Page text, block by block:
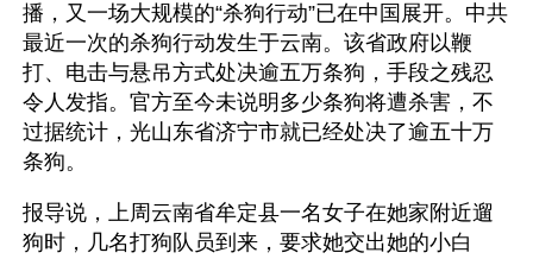
播，又一场大规模的“杀狗行动”已在中国展开。中共
最近一次的杀狗行动发生于云南。该省政府以鞭
打、电击与悬吊方式处决逾五万条狗，手段之残忍
令人发指。官方至今未说明多少条狗将遭杀害，不
过据统计，光山东省济宁市就已经处决了逾五十万
条狗。
报导说，上周云南省牟定县一名女子在她家附近遛
狗时，几名打狗队员到来，要求她交出她的小白